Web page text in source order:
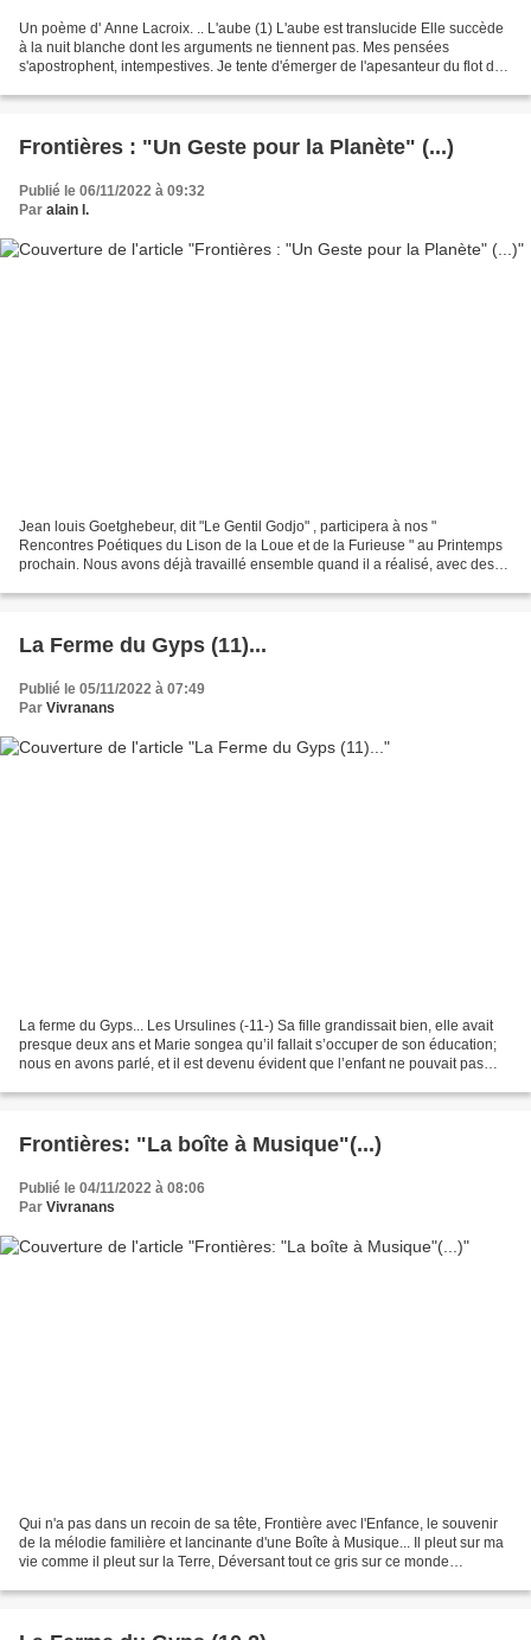
Un poème d' Anne Lacroix. .. L'aube (1) L'aube est translucide Elle succède
à la nuit blanche dont les arguments ne tiennent pas. Mes pensées
s'apostrophent, intempestives. Je tente d'émerger de l'apesanteur du flot des
Frontières : "Un Geste pour la Planète" (...)
Publié le 06/11/2022 à 09:32
Par alain l.
Jean louis Goetghebeur, dit "Le Gentil Godjo" , participera à nos "
Rencontres Poétiques du Lison de la Loue et de la Furieuse " au Printemps
prochain. Nous avons déjà travaillé ensemble quand il a réalisé, avec des
La Ferme du Gyps (11)...
Publié le 05/11/2022 à 07:49
Par Vivranans
La ferme du Gyps... Les Ursulines (-11-) Sa fille grandissait bien, elle avait
presque deux ans et Marie songea qu’il fallait s’occuper de son éducation;
nous en avons parlé, et il est devenu évident que l’enfant ne pouvait pas
Frontières: "La boîte à Musique"(...)
Publié le 04/11/2022 à 08:06
Par Vivranans
Qui n'a pas dans un recoin de sa tête, Frontière avec l'Enfance, le souvenir
de la mélodie familière et lancinante d'une Boîte à Musique... Il pleut sur ma
vie comme il pleut sur la Terre, Déversant tout ce gris sur ce monde